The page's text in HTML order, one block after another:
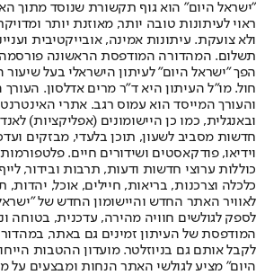
"ישראל היום" הוא גוף תקשורת שנוסד מתוך
ראוי לעיתונות טובה יותר, מאוזנת יותר
ולא צועקת. עיתונות אמינה, אובייקטיבית
הפך "ישראל היום" לעיתון הישראלי בעל
חול. מו"ל העיתון היא ד"ר מרים אדלסון.
והעורך המייסד הוא עמוס רגב. אתרי
חדשות מסביב לשעון, תוכן בלעדי, מבזקים
וידיאו, פודקאסטים ושידורים חיים.
כוללות ערוצי חדשות ודעות, תרבות ובידור,
לאוויר האתר החדש והיישומון החדש של
לספק לגולשים חוויה מהירה, עדכנית, בטוחה
המודפסת של העיתון זמינים גם באתר,
לקבל אותם גם בניוזלטר. מועדון ההטבות
היום" מציע לגולשי האתר הנחות ומבצעים על